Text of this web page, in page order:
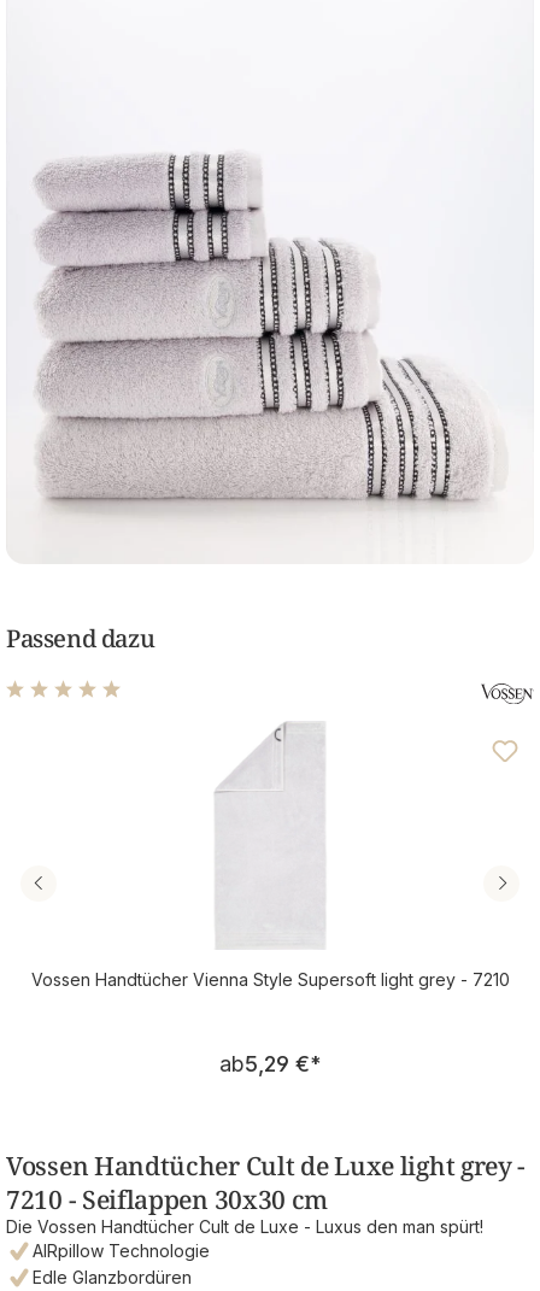
Passend dazu
Durchschnittliche Bewertung von 4.89 von 5 Sternen
Vossen Handtücher Vienna Style Supersoft light grey - 7210
Regulärer Preis:
ab5,29 €*
Vossen Handtücher Cult de Luxe light grey -
7210 - Seiflappen 30x30 cm
Die Vossen Handtücher Cult de Luxe - Luxus den man spürt!
AIRpillow Technologie
Edle Glanzbordüren